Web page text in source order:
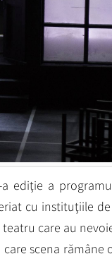
ediţie a
cu instituţiile
care au
scena rămâne